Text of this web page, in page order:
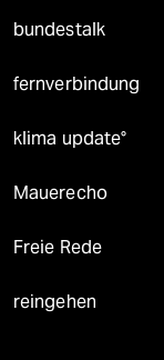
bundestalk
fernverbindung
klima update°
Mauerecho
Freie Rede
reingehen